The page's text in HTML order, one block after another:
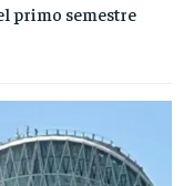
primo semestre